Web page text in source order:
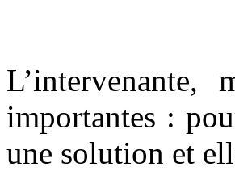
importantes :
une solution et